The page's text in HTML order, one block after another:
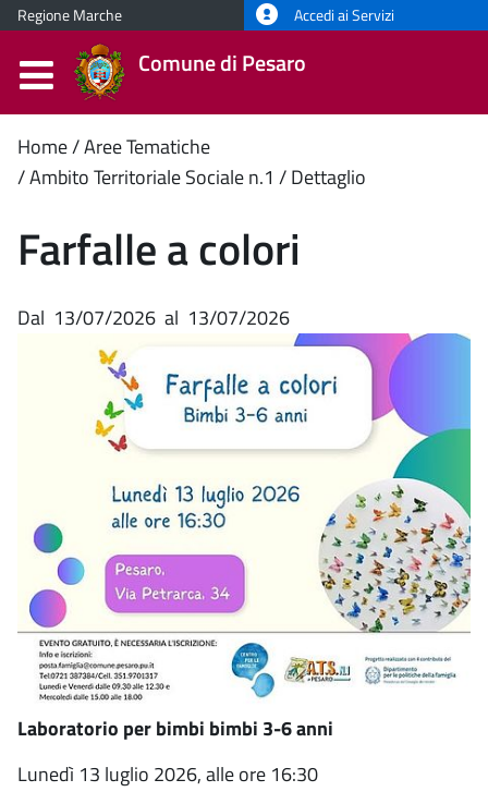
Regione Marche Accedi ai Servizi
Comune di Pesaro
Contenuto
Home Aree Tematiche
Ambito Territoriale Sociale n.1
Dettaglio
Farfalle a colori
Dal 13/07/2026 al 13/07/2026
Laboratorio per bimbi bimbi 3-6 anni
Lunedì 13 luglio 2026, alle ore 16:30